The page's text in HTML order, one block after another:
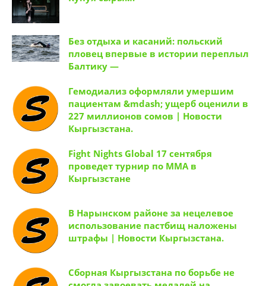
Без отдыха и касаний: польский
пловец впервые в истории переплыл
Балтику —
Гемодиализ оформляли умершим
пациентам &mdash; ущерб оценили в
227 миллионов сомов | Новости
Кыргызстана.
Fight Nights Global 17 сентября
проведет турнир по ММА в
В Нарынском районе за нецелевое
использование пастбищ наложены